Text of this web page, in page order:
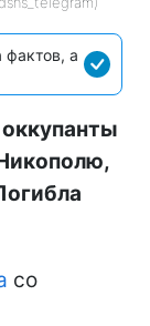
фактов, а
со